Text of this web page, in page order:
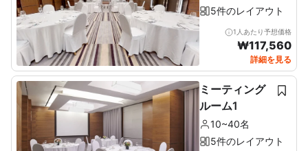
5件のレイアウト
1人あたり予想価格
₩117,560
詳細を見る
ミーティング
ルーム1
10~40名
5件のレイアウト